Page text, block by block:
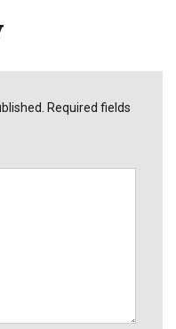
Required fields